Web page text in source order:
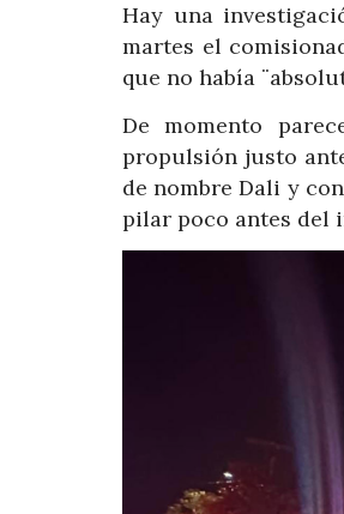
Hay una
martes el
que no había
De momento
propulsión justo
de nombre Dali y
pilar poco antes del